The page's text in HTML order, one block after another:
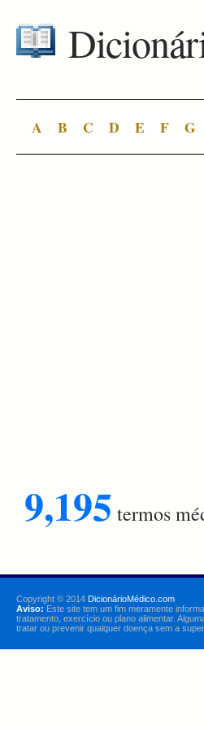
A B C D E F G
9,195 termos
Copyright © 2014 DicionárioMédico.com
Aviso: Este site tem um fim meramente
tratamento, exercício ou plano alimentar.
tratar ou prevenir qualquer doença sem a